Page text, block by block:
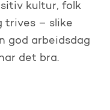
kultur, folk
trives – slike
god arbeidsdag
det bra.